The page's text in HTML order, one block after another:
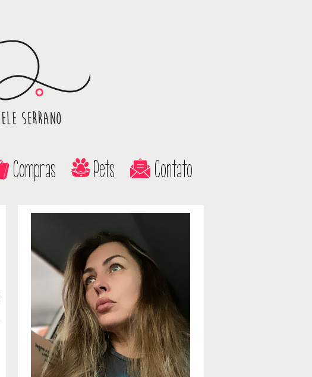
Compras Pets Contato